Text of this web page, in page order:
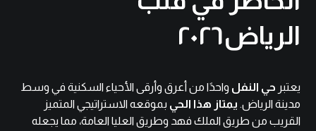
الرياض٢٠٢٦
يعتبر حي النفل واحدًا من أعرق وأرقى الأحياء السكنية في وسط
مدينة الرياض. يمتاز هذا الحي بموقعه الاستراتيجي المتميز
القريب من طريق الملك فهد وطريق العليا العامة، مما يجعله